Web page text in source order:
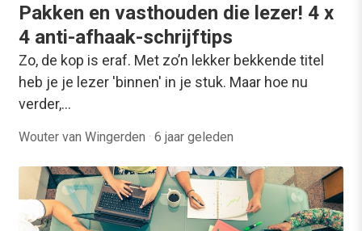
Pakken en vasthouden die lezer! 4 x
4 anti-afhaak-schrijftips
Zo, de kop is eraf. Met zo’n lekker bekkende titel
heb je je lezer 'binnen' in je stuk. Maar hoe nu
verder,…
Wouter van Wingerden · 6 jaar geleden